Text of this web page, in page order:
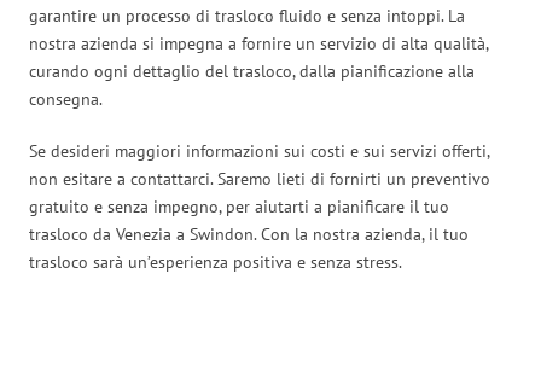
garantire un processo di trasloco fluido e senza intoppi. La
nostra azienda si impegna a fornire un servizio di alta qualità,
curando ogni dettaglio del trasloco, dalla pianificazione alla
consegna.
Se desideri maggiori informazioni sui costi e sui servizi offerti,
non esitare a contattarci. Saremo lieti di fornirti un preventivo
gratuito e senza impegno, per aiutarti a pianificare il tuo
trasloco da Venezia a Swindon. Con la nostra azienda, il tuo
trasloco sarà un’esperienza positiva e senza stress.